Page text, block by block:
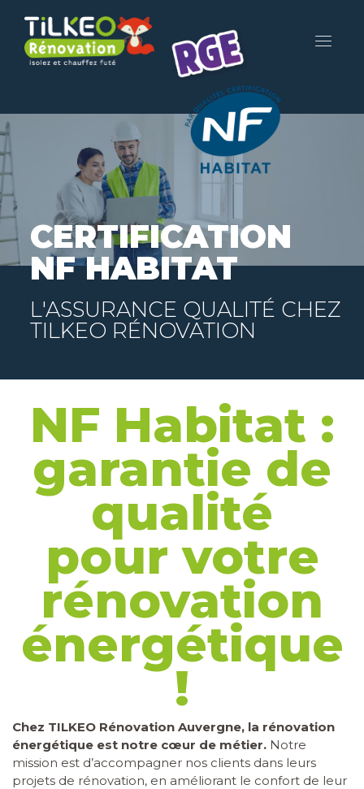
CERTIFICATION
NF HABITAT
L'ASSURANCE QUALITÉ CHEZ
TILKEO RÉNOVATION
NF Habitat :
garantie de
qualité
pour votre
rénovation
énergétique
!
Chez TILKEO Rénovation Auvergne, la rénovation
énergétique est notre cœur de métier. Notre
mission est d’accompagner nos clients dans leurs
projets de rénovation, en améliorant le confort de leur